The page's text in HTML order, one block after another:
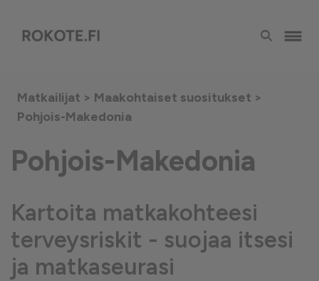
Matkailijat > Maakohtaiset suositukset >
Pohjois-Makedonia
Pohjois-Makedonia
Kartoita matkakohteesi
terveysriskit - suojaa itsesi
ja matkaseurasi